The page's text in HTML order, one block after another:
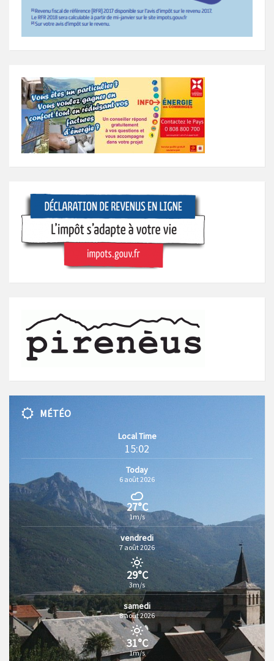
MÉTÉO
Local Time
15:02
Today
6 août 2026
27°C
1m/s
vendredi
7 août 2026
29°C
3m/s
samedi
8 août 2026
31°C
1m/s